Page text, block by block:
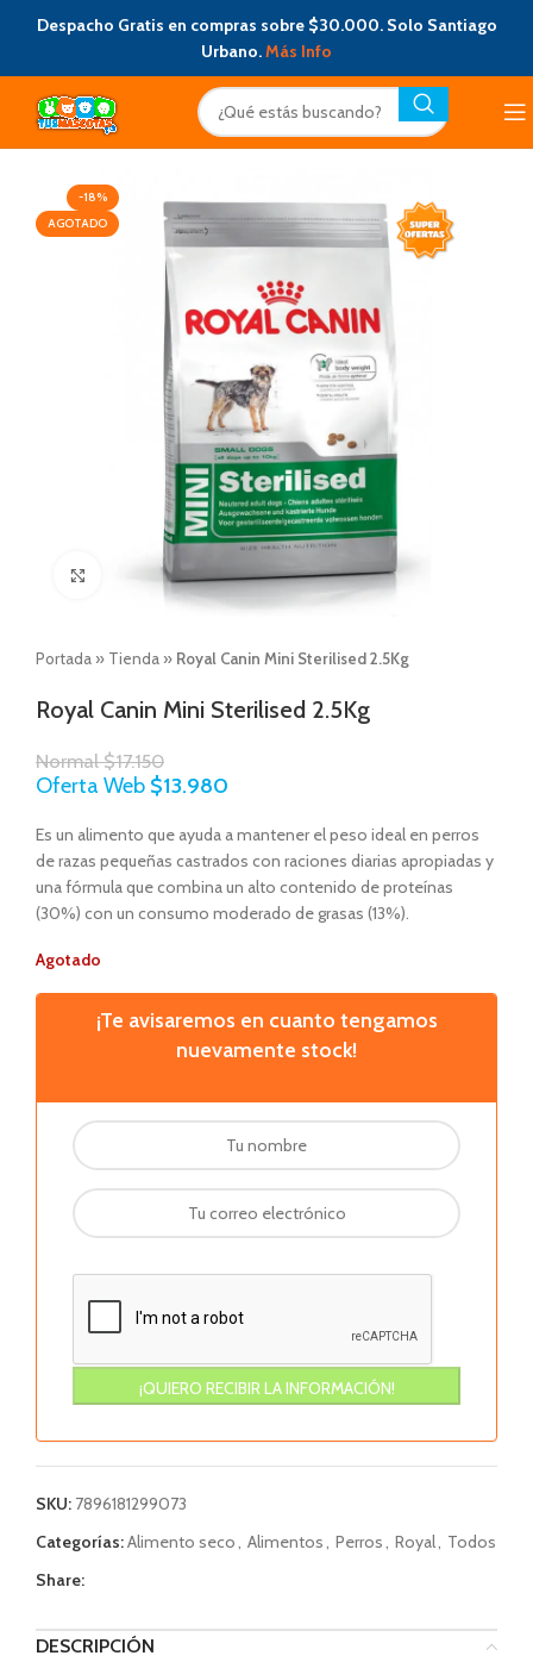
Despacho Gratis en compras sobre $30.000. Solo Santiago
Urbano.Más Info
-18%
AGOTADO
Click to enlarge
Portada » Tienda » Royal Canin Mini Sterilised 2.5Kg
Royal Canin Mini Sterilised 2.5Kg
Normal$17.150
Oferta Web $13.980
Es un alimento que ayuda a mantener el peso ideal en perros
de razas pequeñas castrados con raciones diarias apropiadas y
una fórmula que combina un alto contenido de proteínas
(30%) con un consumo moderado de grasas (13%).
Agotado
¡Te avisaremos en cuanto tengamos
nuevamente stock!
SKU: 7896181299073
Categorías:Alimento seco, Alimentos, Perros, Royal, Todos
Share:
DESCRIPCIÓN